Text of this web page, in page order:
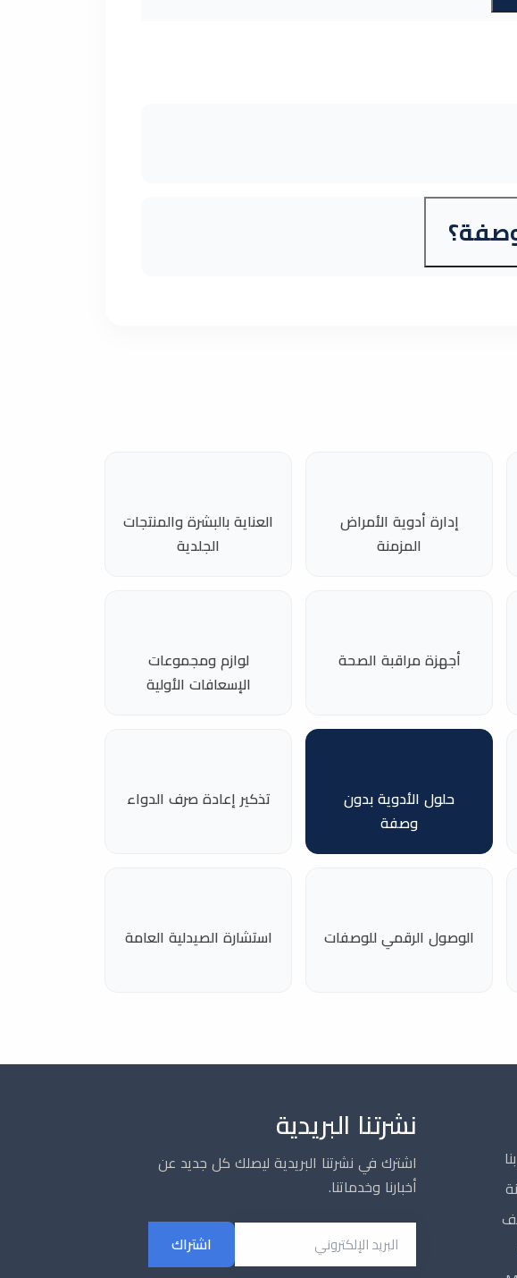
إدارة أدوية الأمراض
المزمنة
العناية بالبشرة والمنتجات
الجلدية
أجهزة مراقبة الصحة
لوازم ومجموعات
الإسعافات الأولية
حلول الأدوية بدون
وصفة
تذكير إعادة صرف الدواء
الوصول الرقمي للوصفات استشارة الصيدلية العامة
نشرتنا البريدية
اشترك في نشرتنا البريدية ليصلك كل جديد عن
أخبارنا وخدماتنا.
البريد الإلكتروني